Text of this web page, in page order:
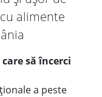
alimente
să încerci
a peste